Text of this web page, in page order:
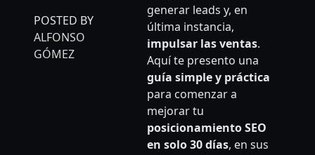
POSTED BY
ALFONSO
GÓMEZ
generar leads y, en
última instancia,
impulsar las ventas.
Aquí te presento una
guía simple y práctica
para comenzar a
mejorar tu
posicionamiento SEO
en solo 30 días, en sus